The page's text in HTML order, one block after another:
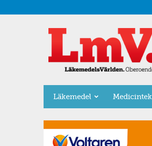
LäkemedelsVärlden
Läkemedel